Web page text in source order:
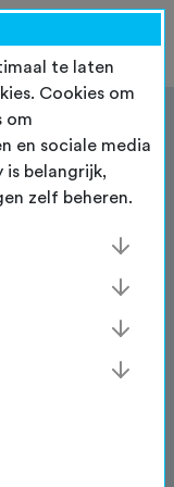
vereniging de
mee te
die een keer
clubrit? Sluit
te laten
Cookies om
om
en sociale media
belangrijk,
zelf beheren.